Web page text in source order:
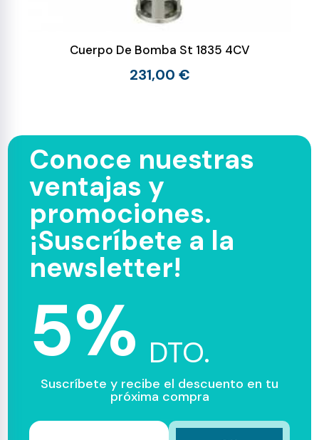
Cuerpo De Bomba St 1835 4CV
231,00 €
Conoce nuestras
ventajas y
promociones.
¡Suscríbete a la
newsletter!
5% DTO.
Suscríbete y recibe el descuento en tu
próxima compra